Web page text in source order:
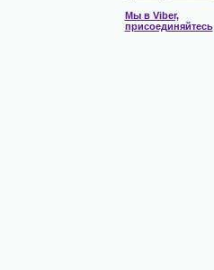
Мы в Viber,
присоединяйтесь